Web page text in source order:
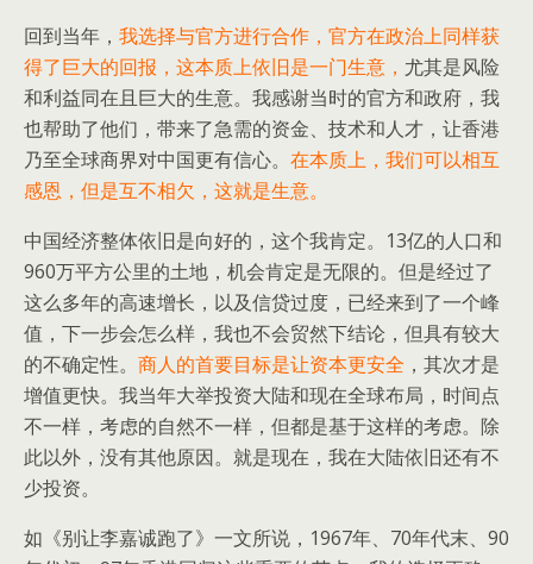
回到当年， 我选择与官方进行合作，官方在政治上同样获
得了巨大的回报，这本质上依旧是一门生意， 尤其是风险
和利益同在且巨大的生意。我感谢当时的官方和政府，我
也帮助了他们，带来了急需的资金、技术和人才，让香港
乃至全球商界对中国更有信心。 在本质上，我们可以相互
感恩，但是互不相欠，这就是生意。
中国经济整体依旧是向好的，这个我肯定。13亿的人口和
960万平方公里的土地，机会肯定是无限的。但是经过了
这么多年的高速增长，以及信贷过度，已经来到了一个峰
值，下一步会怎么样，我也不会贸然下结论，但具有较大
的不确定性。 商人的首要目标是让资本更安全 ，其次才是
增值更快。我当年大举投资大陆和现在全球布局，时间点
不一样，考虑的自然不一样，但都是基于这样的考虑。除
此以外，没有其他原因。就是现在，我在大陆依旧还有不
少投资。
如《别让李嘉诚跑了》一文所说，1967年、70年代末、90